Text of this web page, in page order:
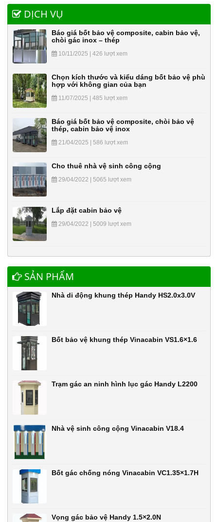
DỊCH VỤ
Báo giá bốt bảo vệ composite, cabin bảo vệ,
chòi gác inox – thép
10/11/2025 | 426 lượt xem
Chọn kích thước và kiểu dáng bốt bảo vệ phù
hợp với không gian của bạn
11/07/2025 | 485 lượt xem
Báo giá bốt bảo vệ composite, chòi bảo vệ
thép, cabin bảo vệ inox
21/04/2025 | 586 lượt xem
Cho thuê nhà vệ sinh công cộng
29/04/2022 | 5065 lượt xem
Lắp đặt cabin bảo vệ
29/04/2022 | 5009 lượt xem
SẢN PHẨM
Nhà di động khung thép Handy HS2.0x3.0V
Bốt bảo vệ khung thép Vinacabin VS1.6×1.6
Trạm gác an ninh hình lục gác Handy L2200
Nhà vệ sinh công cộng Vinacabin V18.4
Bốt gác chống nóng Vinacabin VC1.35×1.7H
Vọng gác bảo vệ Handy 1.5×2.0N